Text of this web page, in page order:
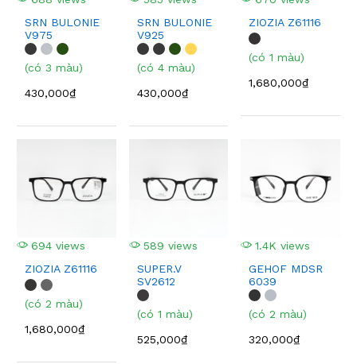
SRN BULONIE
V975
(có 3 màu)
430,000₫
SRN BULONIE
V925
(có 4 màu)
430,000₫
ZIOZIA Z61116
(có 1 màu)
1,680,000₫
694 views
ZIOZIA Z61116
(có 2 màu)
1,680,000₫
589 views
SUPER.V
SV2612
(có 1 màu)
525,000₫
1.4K views
GEHOF MDSR
6039
(có 2 màu)
320,000₫